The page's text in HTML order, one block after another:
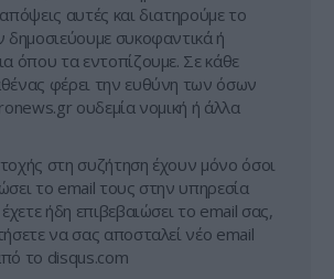
αυτές και διατηρούμε το
δημοσιεύουμε συκοφαντικά ή
όπου τα εντοπίζουμε. Σε κάθε
φέρει την ευθύνη των όσων
ουδεμία νομική ή άλλα
στη συζήτηση έχουν μόνο όσοι
το email τους στην υπηρεσία
ήδη επιβεβαιώσει το email σας,
να σας αποσταλεί νέο email
το disqus.com